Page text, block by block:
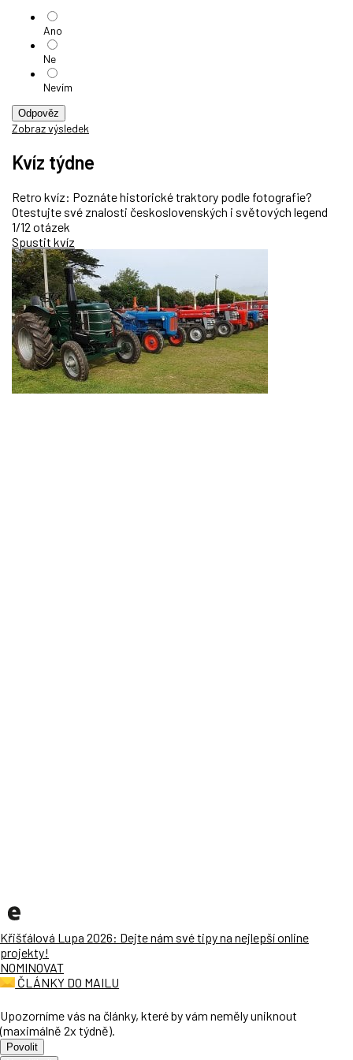
Ano
Ne
Nevím
Odpověz
Zobraz výsledek
Kvíz týdne
Retro kvíz: Poznáte historické traktory podle fotografie?
Otestujte své znalosti československých i světových legend
1/12 otázek
Spustit kvíz
Křišťálová Lupa 2026: Dejte nám své tipy na nejlepší online
projekty!
NOMINOVAT
ČLÁNKY DO MAILU
Upozorníme vás na články, které by vám neměly uniknout
(maximálně 2x týdně).
Povolit